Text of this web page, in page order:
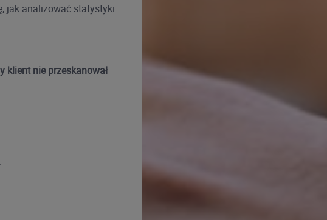
jak analizować statystyki
klient nie przeskanował